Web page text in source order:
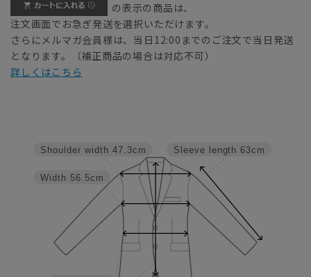
の表示の商品は、
注文画面でお急ぎ発送を選択いただけます。
さらにメルマガ会員様は、当日12:00までのご注文で当日発送
となります。（補正商品の場合は対応不可）
詳しくはこちら
Sleeve length 63cm
Width 56.5cm
Shoulder width 47.3cm